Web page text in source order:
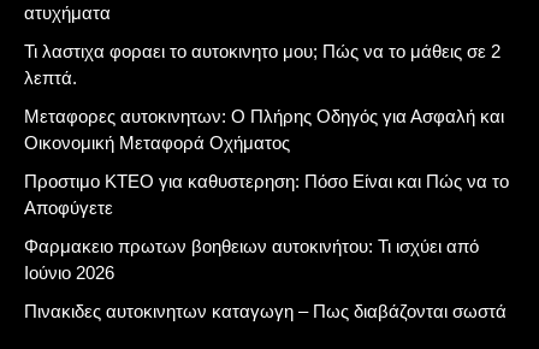
ατυχήματα
Τι λαστιχα φοραει το αυτοκινητο μου; Πώς να το μάθεις σε 2
λεπτά.
Μεταφορες αυτοκινητων: Ο Πλήρης Οδηγός για Ασφαλή και
Οικονομική Μεταφορά Οχήματος
Προστιμο ΚΤΕΟ για καθυστερηση: Πόσο Είναι και Πώς να το
Αποφύγετε
Φαρμακειο πρωτων βοηθειων αυτοκινήτου: Τι ισχύει από
Ιούνιο 2026
Πινακιδες αυτοκινητων καταγωγη – Πως διαβάζονται σωστά